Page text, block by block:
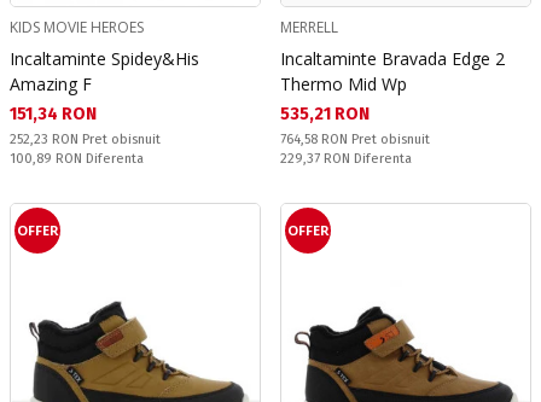
KIDS MOVIE HEROES
Incaltaminte Spidey&His
Amazing F
Текуща цена:
151,34 RON
Pret obisnuit:
252,23 RON Pret obisnuit
Спестявате:
100,89 RON Diferenta
MERRELL
Incaltaminte Bravada Edge 2
Thermo Mid Wp
Текуща цена:
535,21 RON
Pret obisnuit:
764,58 RON Pret obisnuit
Спестявате:
229,37 RON Diferenta
OFFER OFFER